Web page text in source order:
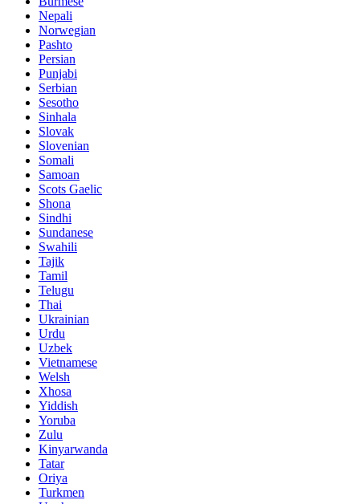
Nepali
Norwegian
Pashto
Persian
Punjabi
Serbian
Sesotho
Sinhala
Slovak
Slovenian
Somali
Samoan
Scots Gaelic
Shona
Sindhi
Sundanese
Swahili
Tajik
Tamil
Telugu
Thai
Ukrainian
Urdu
Uzbek
Vietnamese
Welsh
Xhosa
Yiddish
Yoruba
Zulu
Kinyarwanda
Tatar
Oriya
Turkmen